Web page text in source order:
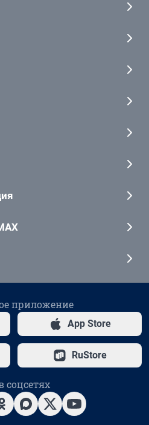
приложение
App Store
RuStore